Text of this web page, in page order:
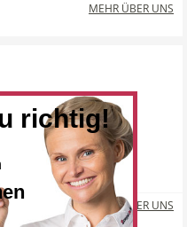
Empfehlungen
MEHR ÜBER UNS
MEHR ÜBER UNS
richtig!